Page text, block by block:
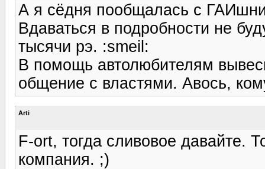
А я сёдня пообщалась с
Вдаваться в подробности не
тысячи рэ. :smeil:
В помощь автолюбителям
общение с властями. Авось,
Arti
F-ort, тогда сливовое давайте.
компания. ;)